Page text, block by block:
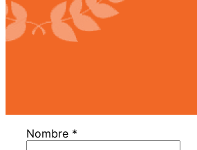
Nombre *